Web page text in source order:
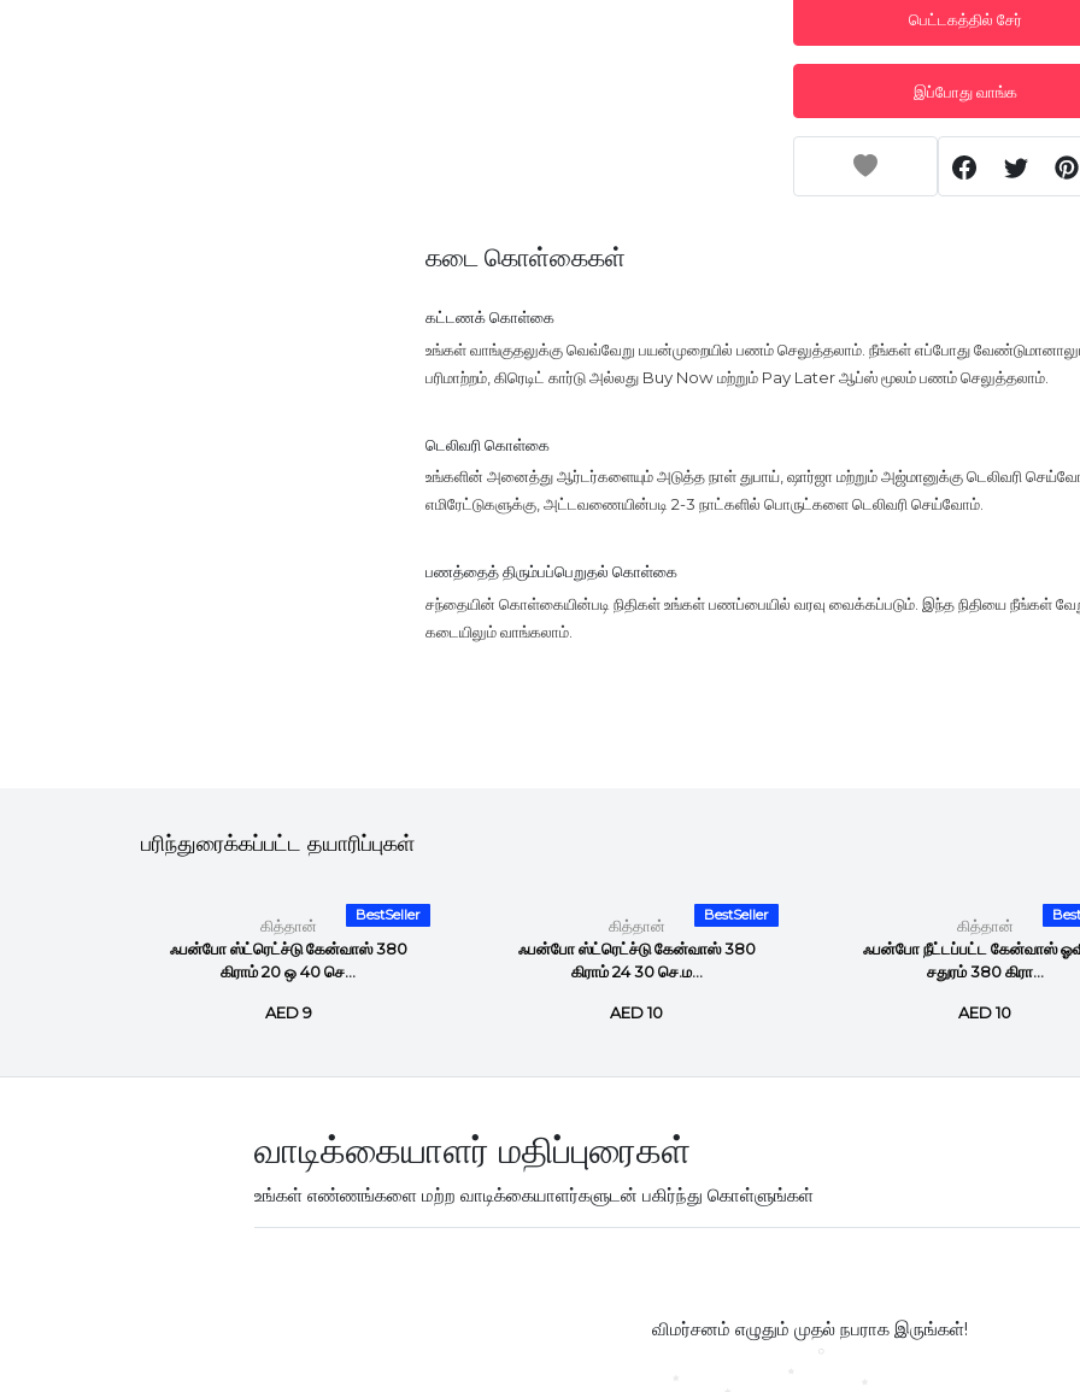
பெட்டகத்தில் சேர்
இப்போது வாங்க
கடை கொள்கைகள்
கட்டணக் கொள்கை
உங்கள் வாங்குதலுக்கு வெவ்வேறு பயன்முறையில் பணம் செலுத்தலாம். நீங்கள் எப்போது
பரிமாற்றம், கிரெடிட் கார்டு அல்லது Buy Now மற்றும் Pay Later ஆப்ஸ் மூலம் பணம் செலுத்தலாம்.
டெலிவரி கொள்கை
உங்களின் அனைத்து ஆர்டர்களையும் அடுத்த நாள் துபாய், ஷார்ஜா மற்றும் அஜ்மானுக்கு டெலிவரி
எமிரேட்டுகளுக்கு, அட்டவணையின்படி 2-3 நாட்களில் பொருட்களை டெலிவரி செய்வோம்.
பணத்தைத் திரும்பப்பெறுதல் கொள்கை
சந்தையின் கொள்கையின்படி நிதிகள் உங்கள் பணப்பையில் வரவு வைக்கப்படும். இந்த நிதியை நீங்கள்
கடையிலும் வாங்கலாம்.
பரிந்துரைக்கப்பட்ட தயாரிப்புகள்
BestSeller
கித்தான்
ஃபன்போ ஸ்ட்ரெட்ச்டு கேன்வாஸ் 380
கிராம் 20 ஒ 40 செ...
AED 9
BestSeller
கித்தான்
ஃபன்போ ஸ்ட்ரெட்ச்டு கேன்வாஸ் 380
கிராம் 24 30 செ.ம...
AED 10
கித்தான்
ஃபன்போ நீட்டப்பட்ட கேன்வாஸ்
சதுரம் 380 கிரா...
AED 10
வாடிக்கையாளர் மதிப்புரைகள்
உங்கள் எண்ணங்களை மற்ற வாடிக்கையாளர்களுடன் பகிர்ந்து கொள்ளுங்கள்
விமர்சனம் எழுதும் முதல் நபராக இருங்கள்!